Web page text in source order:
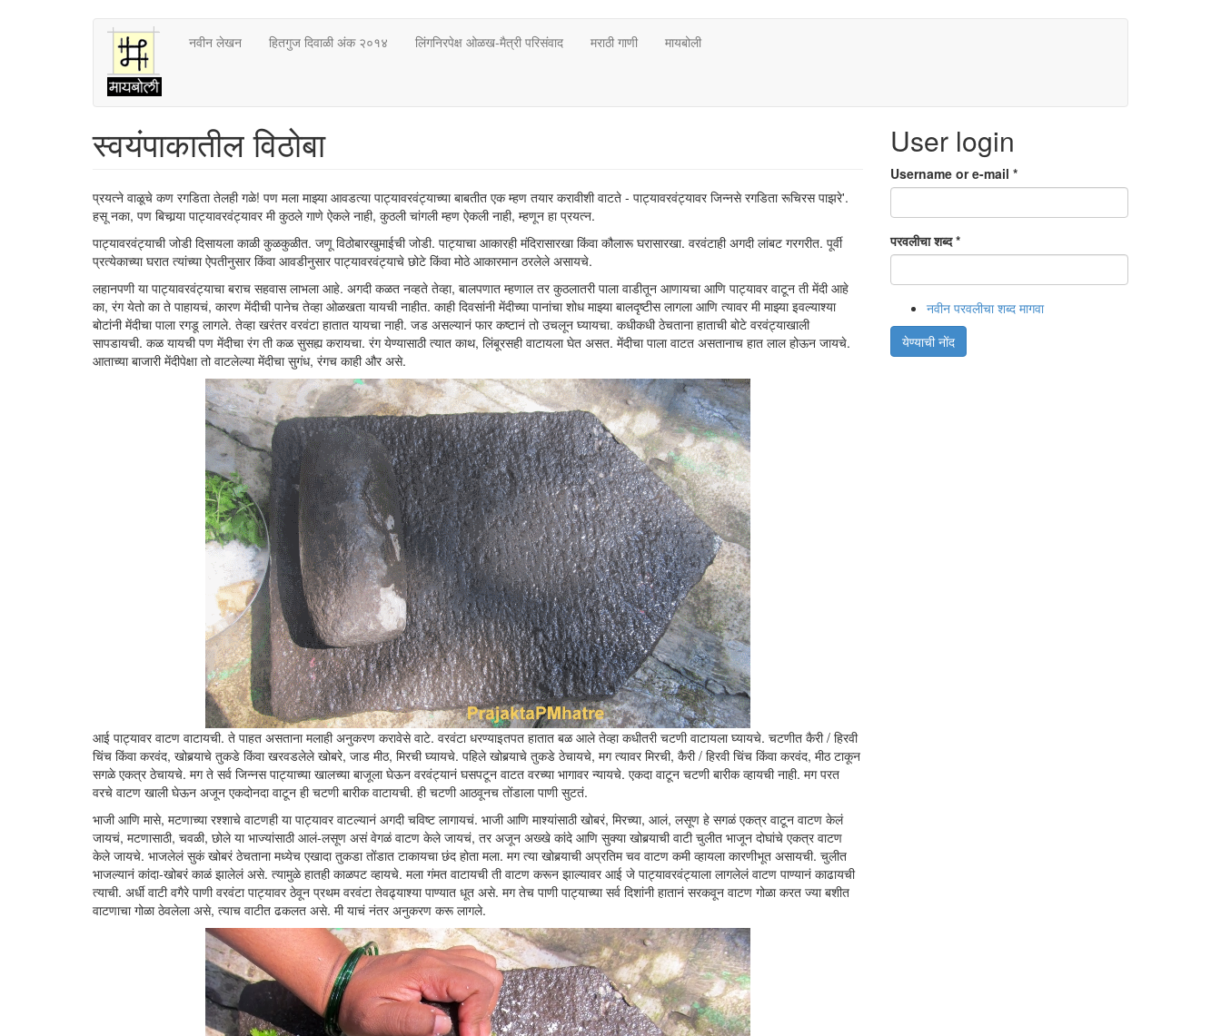
नवीन लेखन हितगुज दिवाळी अंक २०१४ लिंगनिरपेक्ष ओळख-मैत्री परिसंवाद मराठी गाणी मायबोली
स्वयंपाकातील विठोबा
प्रयत्ने वाळूचे कण रगडिता तेलही गळे! पण मला माझ्या आवडत्या पाट्यावरवंट्याच्या बाबतीत एक म्हण तयार करावीशी वाटते - पाट्यावरवंट्यावर जिन्नसे रगडिता रूचिरस पाझरे'.
हसू नका, पण बिचार्‍या पाट्यावरवंट्यावर मी कुठले गाणे ऐकले नाही, कुठली चांगली म्हण ऐकली नाही, म्हणून हा प्रयत्न.
पाट्यावरवंट्याची जोडी दिसायला काळी कुळकुळीत. जणू विठोबारखुमाईची जोडी. पाट्याचा आकारही मंदिरासारखा किंवा कौलारू घरासारखा. वरवंटाही अगदी लांबट गरगरीत. पूर्वी
प्रत्येकाच्या घरात त्यांच्या ऐपतीनुसार किंवा आवडीनुसार पाट्यावरवंट्याचे छोटे किंवा मोठे आकारमान ठरलेले असायचे.
लहानपणी या पाट्यावरवंट्याचा बराच सहवास लाभला आहे. अगदी कळत नव्हते तेव्हा, बालपणात म्हणाल तर कुठलातरी पाला वाडीतून आणायचा आणि पाट्यावर वाटून ती मेंदी आहे
का, रंग येतो का ते पाहायचं, कारण मेंदीची पानेच तेव्हा ओळखता यायची नाहीत. काही दिवसांनी मेंदीच्या पानांचा शोध माझ्या बालदृष्टीस लागला आणि त्यावर मी माझ्या इवल्याश्या
बोटांनी मेंदीचा पाला रगडू लागले. तेव्हा खरंतर वरवंटा हातात यायचा नाही. जड असल्यानं फार कष्टानं तो उचलून घ्यायचा. कधीकधी ठेचताना हाताची बोटे वरवंट्याखाली
सापडायची. कळ यायची पण मेंदीचा रंग ती कळ सुसह्य करायचा. रंग येण्यासाठी त्यात काथ, लिंबूरसही वाटायला घेत असत. मेंदीचा पाला वाटत असतानाच हात लाल होऊन जायचे.
आताच्या बाजारी मेंदीपेक्षा तो वाटलेल्या मेंदीचा सुगंध, रंगच काही और असे.
आई पाट्यावर वाटण वाटायची. ते पाहत असताना मलाही अनुकरण करावेसे वाटे. वरवंटा धरण्याइतपत हातात बळ आले तेव्हा कधीतरी चटणी वाटायला घ्यायचे. चटणीत कैरी / हिरवी
चिंच किंवा करवंद, खोबर्‍याचे तुकडे किंवा खरवडलेले खोबरे, जाड मीठ, मिरची घ्यायचे. पहिले खोबर्‍याचे तुकडे ठेचायचे, मग त्यावर मिरची, कैरी / हिरवी चिंच किंवा करवंद, मीठ टाकून
सगळे एकत्र ठेचायचे. मग ते सर्व जिन्नस पाट्याच्या खालच्या बाजूला घेऊन वरवंट्यानं घसपटून वाटत वरच्या भागावर न्यायचे. एकदा वाटून चटणी बारीक व्हायची नाही. मग परत
वरचे वाटण खाली घेऊन अजून एकदोनदा वाटून ही चटणी बारीक वाटायची. ही चटणी आठवूनच तोंडाला पाणी सुटतं.
भाजी आणि मासे, मटणाच्या रश्शाचे वाटणही या पाट्यावर वाटल्यानं अगदी चविष्ट लागायचं. भाजी आणि माश्यांसाठी खोबरं, मिरच्या, आलं, लसूण हे सगळं एकत्र वाटून वाटण केलं
जायचं, मटणासाठी, चवळी, छोले या भाज्यांसाठी आलं-लसूण असं वेगळं वाटण केले जायचं, तर अजून अख्खे कांदे आणि सुक्या खोबर्‍याची वाटी चुलीत भाजून दोघांचे एकत्र वाटण
केले जायचे. भाजलेलं सुकं खोबरं ठेचताना मध्येच एखादा तुकडा तोंडात टाकायचा छंद होता मला. मग त्या खोबर्‍याची अप्रतिम चव वाटण कमी व्हायला कारणीभूत असायची. चुलीत
भाजल्यानं कांदा-खोबरं काळं झालेलं असे. त्यामुळे हातही काळपट व्हायचे. मला गंमत वाटायची ती वाटण करून झाल्यावर आई जे पाट्यावरवंट्याला लागलेलं वाटण पाण्यानं काढायची
त्याची. अर्धी वाटी वगैरे पाणी वरवंटा पाट्यावर ठेवून प्रथम वरवंटा तेवढ्याश्या पाण्यात धूत असे. मग तेच पाणी पाट्याच्या सर्व दिशांनी हातानं सरकवून वाटण गोळा करत ज्या बशीत
वाटणाचा गोळा ठेवलेला असे, त्याच वाटीत ढकलत असे. मी याचं नंतर अनुकरण करू लागले.
User login
Username or e-mail *
परवलीचा शब्द*
नवीन परवलीचा शब्द मागवा
येण्याची नोंद